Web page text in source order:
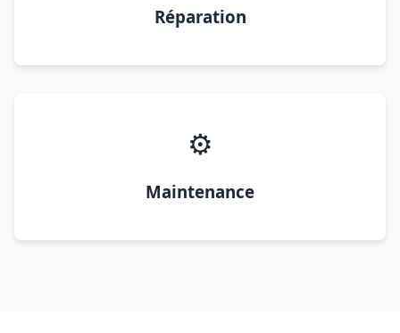
Réparation
⚙️
Maintenance